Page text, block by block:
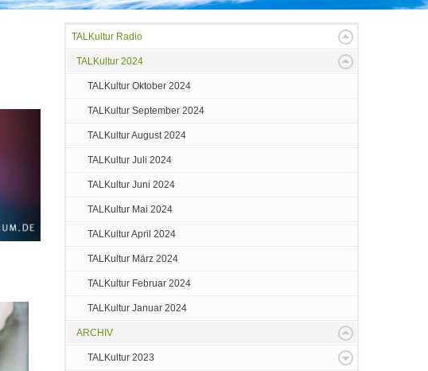
TALKultur Radio
TALKultur 2024
TALKultur Oktober 2024
TALKultur September 2024
TALKultur August 2024
TALKultur Juli 2024
TALKultur Juni 2024
TALKultur Mai 2024
TALKultur April 2024
TALKultur März 2024
TALKultur Februar 2024
TALKultur Januar 2024
ARCHIV
TALKultur 2023